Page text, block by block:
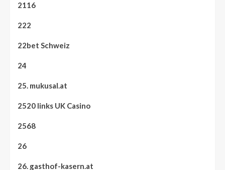
2116
222
22bet Schweiz
24
25. mukusal.at
2520 links UK Casino
2568
26
26. gasthof-kasern.at